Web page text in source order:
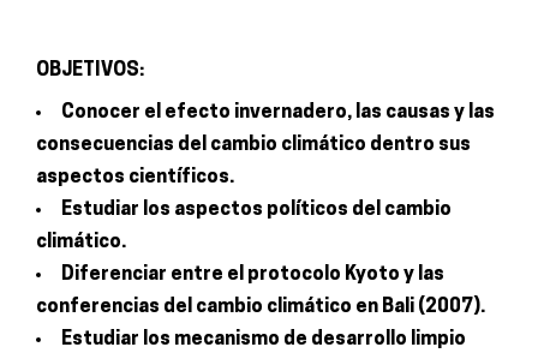
OBJETIVOS:
Conocer el efecto invernadero, las causas y las
consecuencias del cambio climático dentro sus
aspectos científicos.
Estudiar los aspectos políticos del cambio
climático.
Diferenciar entre el protocolo Kyoto y las
conferencias del cambio climático en Bali (2007).
Estudiar los mecanismo de desarrollo limpio